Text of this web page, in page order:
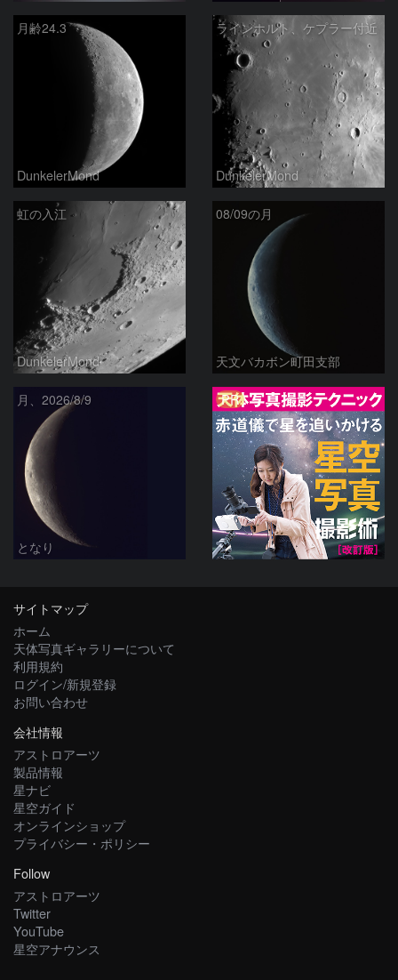
月齢24.3
DunkelerMond
ラインホルト、ケプラー付近
DunkelerMond
虹の入江
DunkelerMond
08/09の月
天文バカボン町田支部
月、2026/8/9
となり
PR
サイトマップ
ホーム
天体写真ギャラリーについて
利用規約
ログイン/新規登録
お問い合わせ
会社情報
アストロアーツ
製品情報
星ナビ
星空ガイド
オンラインショップ
プライバシー・ポリシー
Follow
アストロアーツ
Twitter
YouTube
星空アナウンス